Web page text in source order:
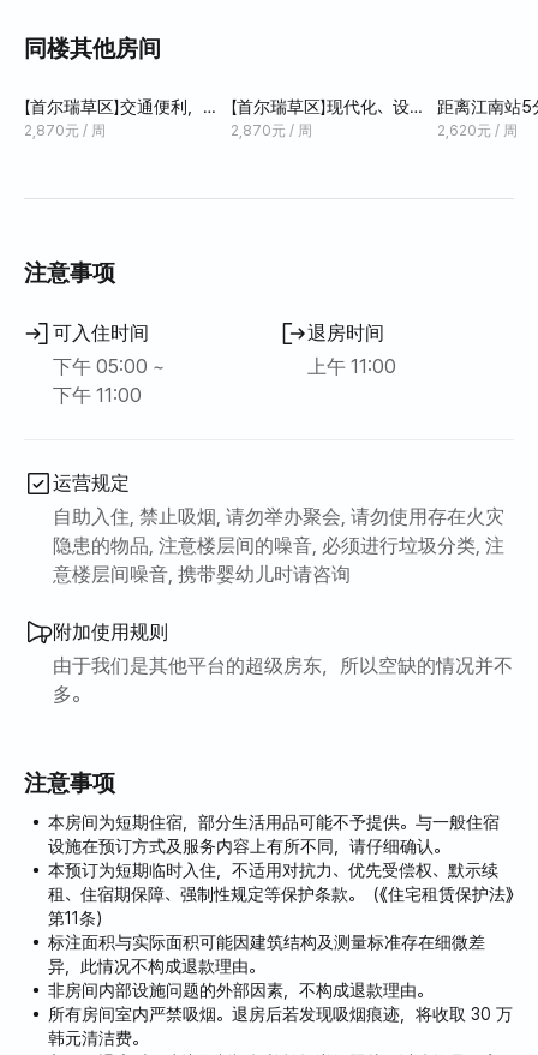
而感性的空间中创造特别的时刻。
同楼其他房间
【首尔瑞草区】交通便利，选
择齐全，含健身中心
2,870元 / 周
【首尔瑞草区】现代化、设施
齐全、交通便利，包括健身
2,870元 / 周
距离江南站5
宿
2,620元 / 周
注意事项
可入住时间
下午 05:00 ~
下午 11:00
退房时间
上午 11:00
运营规定
自助入住, 禁止吸烟, 请勿举办聚会, 请勿使用存在火灾
隐患的物品, 注意楼层间的噪音, 必须进行垃圾分类, 注
意楼层间噪音, 携带婴幼儿时请咨询
附加使用规则
由于我们是其他平台的超级房东，所以空缺的情况并不
多。
注意事项
本房间为短期住宿，部分生活用品可能不予提供。与一般住宿
设施在预订方式及服务内容上有所不同，请仔细确认。
本预订为短期临时入住，不适用对抗力、优先受偿权、默示续
租、住宿期保障、强制性规定等保护条款。（《住宅租赁保护法》
第11条）
标注面积与实际面积可能因建筑结构及测量标准存在细微差
异，此情况不构成退款理由。
非房间内部设施问题的外部因素，不构成退款理由。
所有房间室内严禁吸烟。退房后若发现吸烟痕迹，将收取 30 万
韩元清洁费。